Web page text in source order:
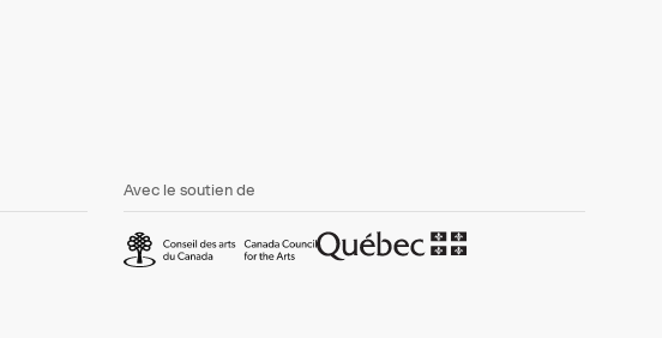
Avec le soutien de